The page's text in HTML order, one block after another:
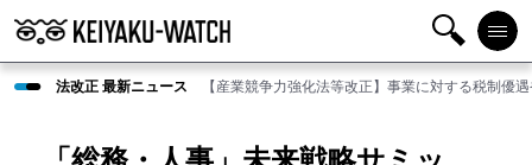
検
索
メニ
ュー
法改正 最新ニュース 【産業競争力強化法等改正】事業に対する税制優